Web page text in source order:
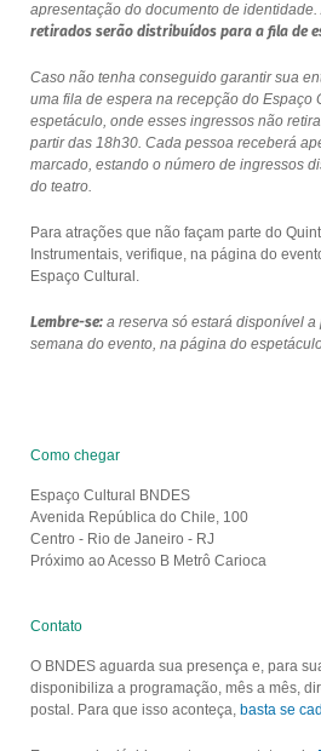
apresentação do documento de identidade.
retirados serão distribuídos para a fila de
Caso não tenha conseguido garantir sua
uma fila de espera na recepção do Espaço
espetáculo, onde esses ingressos não
partir das 18h30. Cada pessoa receberá
marcado, estando o número de ingressos
do teatro.
Para atrações que não façam parte do
Instrumentais, verifique, na página do
Espaço Cultural.
Lembre-se:a reserva só estará disponível a
semana do evento, na página do
Como chegar
Espaço Cultural BNDES
Avenida República do Chile, 100
Centro - Rio de Janeiro - RJ
Próximo ao Acesso B Metrô Carioca
Contato
O BNDES aguarda sua presença e, para
disponibiliza a programação, mês a mês,
postal. Para que isso aconteça, basta se